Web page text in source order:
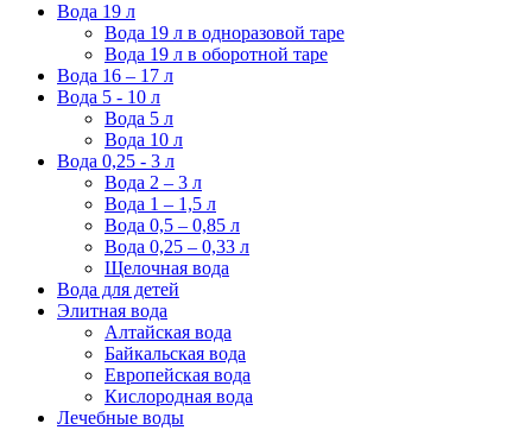
Вода 19 л
Вода 19 л в одноразовой таре
Вода 19 л в оборотной таре
Вода 16 – 17 л
Вода 5 - 10 л
Вода 5 л
Вода 10 л
Вода 0,25 - 3 л
Вода 2 – 3 л
Вода 1 – 1,5 л
Вода 0,5 – 0,85 л
Вода 0,25 – 0,33 л
Щелочная вода
Вода для детей
Элитная вода
Алтайская вода
Байкальская вода
Европейская вода
Кислородная вода
Лечебные воды